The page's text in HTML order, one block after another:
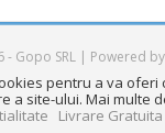
Gopo SRL | Powered
pentru a va oferi
a site-ului. Mai multe
Livrare